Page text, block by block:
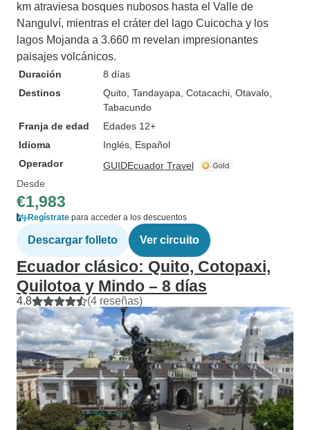
km atraviesa bosques nubosos hasta el Valle de
Nangulví, mientras el cráter del lago Cuicocha y los
lagos Mojanda a 3.660 m revelan impresionantes
paisajes volcánicos.
Duración
8 días
Destinos
Quito , Tandayapa , Cotacachi , Otavalo
Tabacundo
Franja de edad
Edades 12+
Idioma
Inglés, Español
Operador
GUIDEcuador Travel
Desde
€1,983
Regístrate para acceder a los descuentos
Descargar folleto Ver circuito
Ecuador clásico: Quito, Cotopaxi,
Quilotoa y Mindo – 8 días
4.8 (4 reseñas)